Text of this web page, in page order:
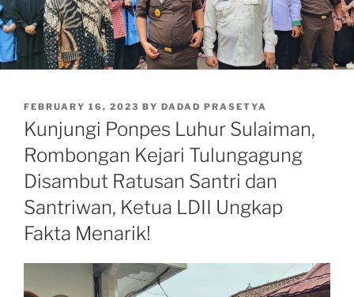
POSTED
ON
FEBRUARY 16, 2023 BY DADAD PRASETYA
Kunjungi Ponpes Luhur Sulaiman,
Rombongan Kejari Tulungagung
Disambut Ratusan Santri dan
Santriwan, Ketua LDII Ungkap
Fakta Menarik!